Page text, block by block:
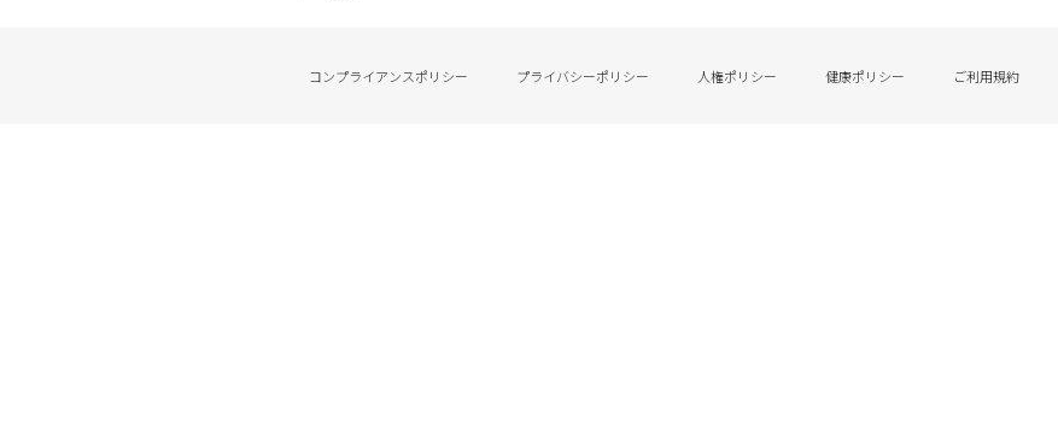
コンプライアンスポリシー プライバシーポリシー 人権ポリシー 健康ポリシー ご利用規約